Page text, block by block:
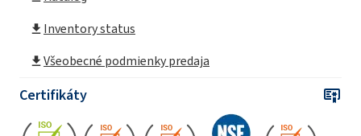
Inventory status
Všeobecné podmienky predaja
Certifikáty